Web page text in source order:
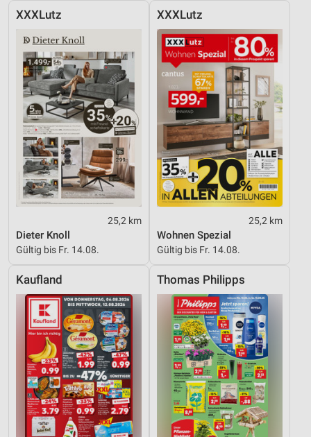
XXXLutz
25,2 km
Dieter Knoll
Gültig bis Fr. 14.08.
XXXLutz
25,2 km
Wohnen Spezial
Gültig bis Fr. 14.08.
Kaufland Thomas Philipps